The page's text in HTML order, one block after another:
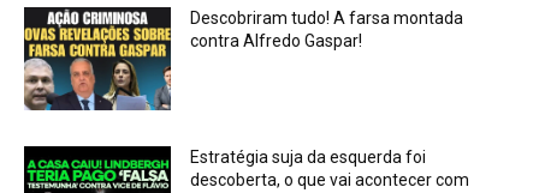
Descobriram tudo! A farsa montada
contra Alfredo Gaspar!
Estratégia suja da esquerda foi
descoberta, o que vai acontecer com